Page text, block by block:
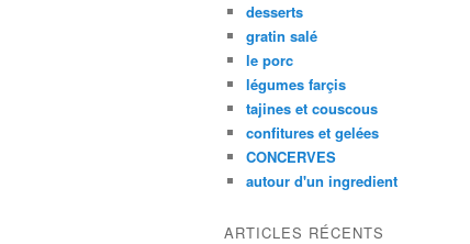
desserts
gratin salé
le porc
légumes farçis
tajines et couscous
confitures et gelées
CONCERVES
autour d'un ingredient
ARTICLES RÉCENTS